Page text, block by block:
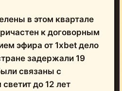
в этом квартале
к договорным
эфира от 1xbet дело
задержали 19
связаны с
до 12 лет